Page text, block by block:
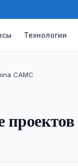
Технологии
CAMC